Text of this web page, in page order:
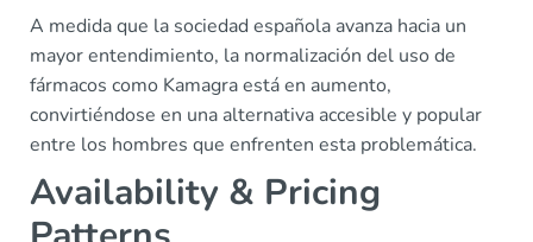
A medida que la sociedad española avanza hacia un
mayor entendimiento, la normalización del uso de
fármacos como Kamagra está en aumento,
convirtiéndose en una alternativa accesible y popular
entre los hombres que enfrenten esta problemática.
Availability & Pricing